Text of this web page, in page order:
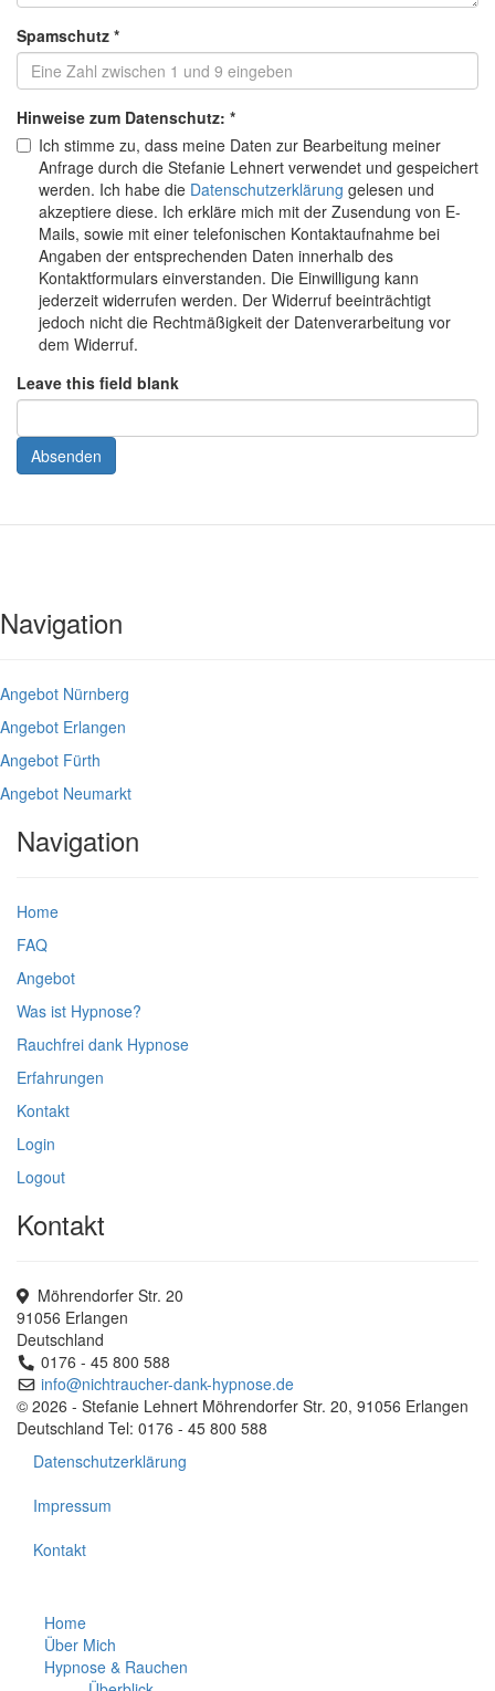
Spamschutz *
Hinweise zum Datenschutz: *
Ich stimme zu, dass meine Daten zur Bearbeitung meiner
Anfrage durch die Stefanie Lehnert verwendet und gespeichert
werden. Ich habe die Datenschutzerklärung gelesen und
akzeptiere diese. Ich erkläre mich mit der Zusendung von E-
Mails, sowie mit einer telefonischen Kontaktaufnahme bei
Angaben der entsprechenden Daten innerhalb des
Kontaktformulars einverstanden. Die Einwilligung kann
jederzeit widerrufen werden. Der Widerruf beeinträchtigt
jedoch nicht die Rechtmäßigkeit der Datenverarbeitung vor
dem Widerruf.
Leave this field blank
Absenden
Navigation
Angebot Nürnberg
Angebot Erlangen
Angebot Fürth
Angebot Neumarkt
Navigation
Home
FAQ
Angebot
Was ist Hypnose?
Rauchfrei dank Hypnose
Erfahrungen
Kontakt
Login
Logout
Kontakt
Möhrendorfer Str. 20
91056 Erlangen
Deutschland
0176 - 45 800 588
info@nichtraucher-dank-hypnose.de
© 2026 - Stefanie Lehnert Möhrendorfer Str. 20, 91056 Erlangen
Deutschland Tel: 0176 - 45 800 588
Datenschutzerklärung
Impressum
Kontakt
Home
Über Mich
Hypnose & Rauchen